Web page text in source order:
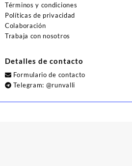
Términos y condiciones
Políticas de privacidad
Colaboración
Trabaja con nosotros
Detalles de contacto
Formulario de contacto
Telegram: @runvalli